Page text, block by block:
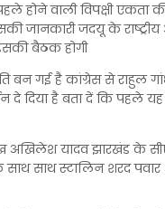
होने वाली विपक्षी
जानकारी जदयू के
बैठक होगी
गई है कांग्रेस से राहुल
दिया है बता दें कि पहले
अखिलेश यादव झारखंड के
साथ स्टालिन शरद पवार​​